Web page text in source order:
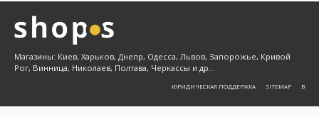
Магазины: Киев, Харьков, Днепр, Одесса, Львов, Запорожье, Кривой
Рог, Винница, Николаев, Полтава, Черкассы и др...
ЮРИДИЧЕСКАЯ ПОДДЕРЖКА SITEMAP Β